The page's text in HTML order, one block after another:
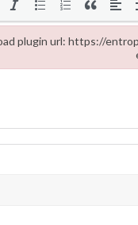
plugin url: https://
https://entropii.net/